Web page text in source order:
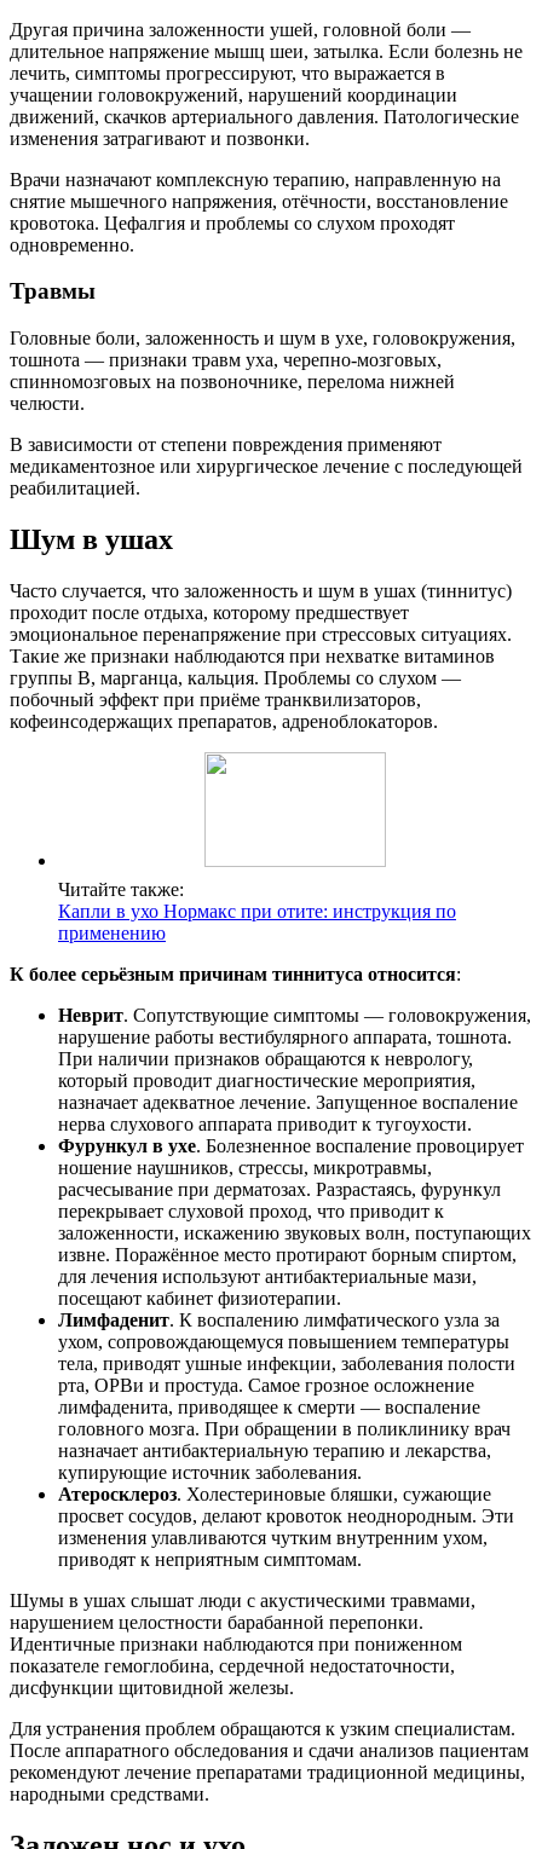
Другая причина заложенности ушей, головной боли —
длительное напряжение мышц шеи, затылка. Если болезнь не
лечить, симптомы прогрессируют, что выражается в
учащении головокружений, нарушений координации
движений, скачков артериального давления. Патологические
изменения затрагивают и позвонки.
Врачи назначают комплексную терапию, направленную на
снятие мышечного напряжения, отёчности, восстановление
кровотока. Цефалгия и проблемы со слухом проходят
одновременно.
Травмы
Головные боли, заложенность и шум в ухе, головокружения,
тошнота — признаки травм уха, черепно-мозговых,
спинномозговых на позвоночнике, перелома нижней
челюсти.
В зависимости от степени повреждения применяют
медикаментозное или хирургическое лечение с последующей
реабилитацией.
Шум в ушах
Часто случается, что заложенность и шум в ушах (тиннитус)
проходит после отдыха, которому предшествует
эмоциональное перенапряжение при стрессовых ситуациях.
Такие же признаки наблюдаются при нехватке витаминов
группы B, марганца, кальция. Проблемы со слухом —
побочный эффект при приёме транквилизаторов,
кофеинсодержащих препаратов, адреноблокаторов.
Читайте также:
Капли в ухо Нормакс при отите: инструкция по
применению
К более серьёзным причинам тиннитуса относится:
Неврит. Сопутствующие симптомы — головокружения,
нарушение работы вестибулярного аппарата, тошнота.
При наличии признаков обращаются к неврологу,
который проводит диагностические мероприятия,
назначает адекватное лечение. Запущенное воспаление
нерва слухового аппарата приводит к тугоухости.
Фурункул в ухе. Болезненное воспаление провоцирует
ношение наушников, стрессы, микротравмы,
расчесывание при дерматозах. Разрастаясь, фурункул
перекрывает слуховой проход, что приводит к
заложенности, искажению звуковых волн, поступающих
извне. Поражённое место протирают борным спиртом,
для лечения используют антибактериальные мази,
посещают кабинет физиотерапии.
Лимфаденит. К воспалению лимфатического узла за
ухом, сопровождающемуся повышением температуры
тела, приводят ушные инфекции, заболевания полости
рта, ОРВи и простуда. Самое грозное осложнение
лимфаденита, приводящее к смерти — воспаление
головного мозга. При обращении в поликлинику врач
назначает антибактериальную терапию и лекарства,
купирующие источник заболевания.
Атеросклероз. Холестериновые бляшки, сужающие
просвет сосудов, делают кровоток неоднородным. Эти
изменения улавливаются чутким внутренним ухом,
приводят к неприятным симптомам.
Шумы в ушах слышат люди с акустическими травмами,
нарушением целостности барабанной перепонки.
Идентичные признаки наблюдаются при пониженном
показателе гемоглобина, сердечной недостаточности,
дисфункции щитовидной железы.
Для устранения проблем обращаются к узким специалистам.
После аппаратного обследования и сдачи анализов пациентам
рекомендуют лечение препаратами традиционной медицины,
народными средствами.